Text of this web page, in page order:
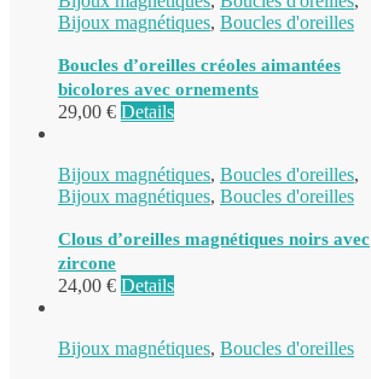
Bijoux magnétiques, Boucles d'oreilles
Boucles d’oreilles créoles aimantées
bicolores avec ornements
29,00 € Details
Bijoux magnétiques, Boucles d'oreilles,
Bijoux magnétiques, Boucles d'oreilles
Clous d’oreilles magnétiques noirs avec
zircone
24,00 € Details
Bijoux magnétiques, Boucles d'oreilles